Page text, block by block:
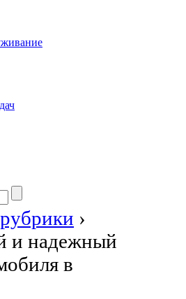
›
и надежный
в